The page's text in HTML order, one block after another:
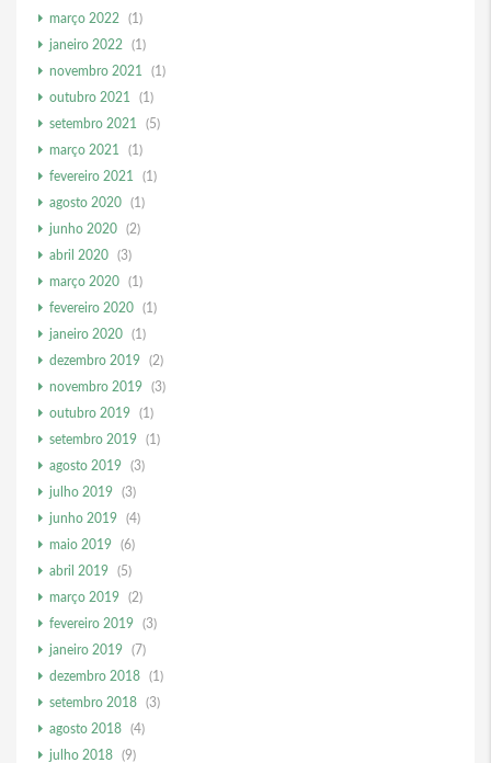
março 2022
(1)
janeiro 2022
(1)
novembro 2021
(1)
outubro 2021
(1)
setembro 2021
(5)
março 2021
(1)
fevereiro 2021
(1)
agosto 2020
(1)
junho 2020
(2)
abril 2020
(3)
março 2020
(1)
fevereiro 2020
(1)
janeiro 2020
(1)
dezembro 2019
(2)
novembro 2019
(3)
outubro 2019
(1)
setembro 2019
(1)
agosto 2019
(3)
julho 2019
(3)
junho 2019
(4)
maio 2019
(6)
abril 2019
(5)
março 2019
(2)
fevereiro 2019
(3)
janeiro 2019
(7)
dezembro 2018
(1)
setembro 2018
(3)
agosto 2018
(4)
julho 2018
(9)